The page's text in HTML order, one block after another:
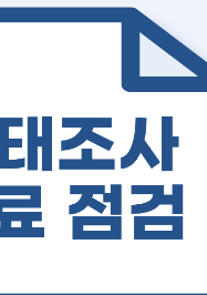
철강구조물공사업
승강기·삭도공사
기계설비·가스공
금속·창호·지붕